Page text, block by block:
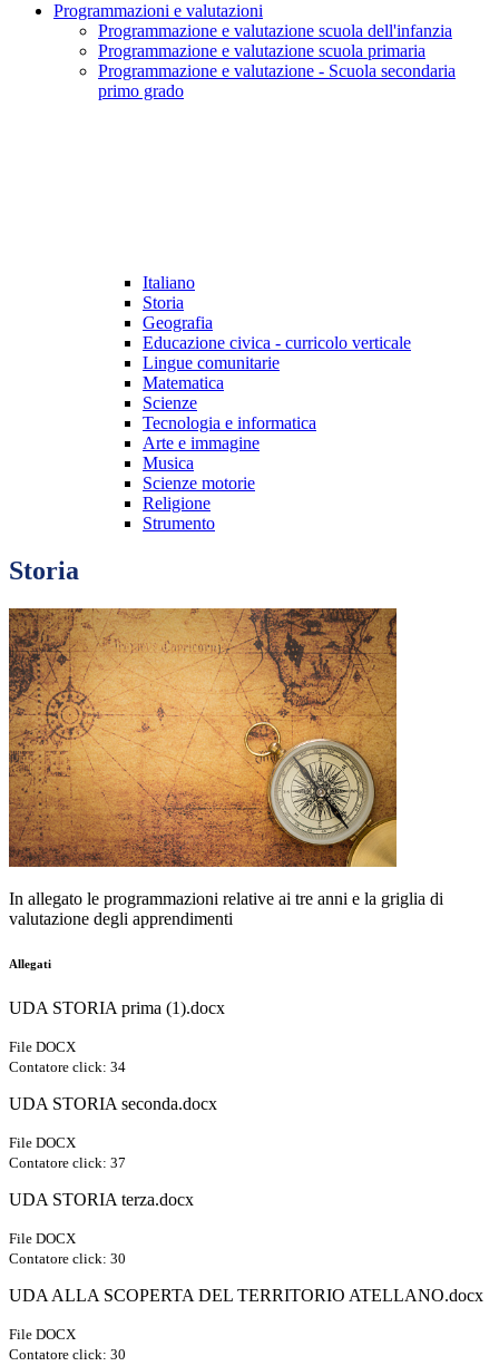
Programmazioni e valutazioni
Programmazione e valutazione scuola dell'infanzia
Programmazione e valutazione scuola primaria
Programmazione e valutazione - Scuola secondaria
primo grado
Italiano
Storia
Geografia
Educazione civica - curricolo verticale
Lingue comunitarie
Matematica
Scienze
Tecnologia e informatica
Arte e immagine
Musica
Scienze motorie
Religione
Strumento
Storia
In allegato le programmazioni relative ai tre anni e la griglia di
valutazione degli apprendimenti
Allegati
UDA STORIA prima (1).docx
File DOCX
Contatore click: 34
UDA STORIA seconda.docx
File DOCX
Contatore click: 37
UDA STORIA terza.docx
File DOCX
Contatore click: 30
UDA ALLA SCOPERTA DEL TERRITORIO ATELLANO.docx
File DOCX
Contatore click: 30